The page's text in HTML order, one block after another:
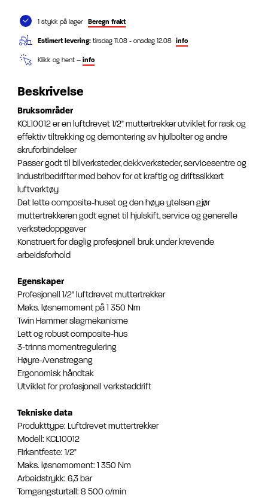
1 stykk på lager Beregn frakt
Estimert levering: tirsdag 11.08 - onsdag 12.08 info
Klikk og hent – info
Beskrivelse
Bruksområder
KCL10012 er en luftdrevet 1/2" muttertrekker utviklet for rask og
effektiv tiltrekking og demontering av hjulbolter og andre
skruforbindelser
Passer godt til bilverksteder, dekkverksteder, servicesentre og
industribedrifter med behov for et kraftig og driftssikkert
luftverktøy
Det lette composite-huset og den høye ytelsen gjør
muttertrekkeren godt egnet til hjulskift, service og generelle
verkstedoppgaver
Konstruert for daglig profesjonell bruk under krevende
arbeidsforhold
Egenskaper
Profesjonell 1/2" luftdrevet muttertrekker
Maks. løsnemoment på 1 350 Nm
Twin Hammer slagmekanisme
Lett og robust composite-hus
3-trinns momentregulering
Høyre-/venstregang
Ergonomisk håndtak
Utviklet for profesjonell verksteddrift
Tekniske data
Produkttype: Luftdrevet muttertrekker
Modell: KCL10012
Firkantfeste: 1/2"
Maks. løsnemoment: 1 350 Nm
Arbeidstrykk: 6,3 bar
Tomgangsturtall: 8 500 o/min